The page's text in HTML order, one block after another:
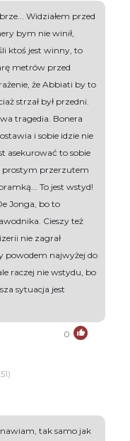
Widziałem przed
bym nie winił,
ktoś jest winny, to
metrów przed
że Abbiati by to
strzał był przedni.
tragedia. Bonera
i sobie idzie nie
asekurować to sobie
przerzutem
To jest wstyd!
Jonga, bo to
Cieszy też
nie zagrał
powodem najwyżej do
raczej nie wstydu, bo
sytuacja jest
0
tak samo jak